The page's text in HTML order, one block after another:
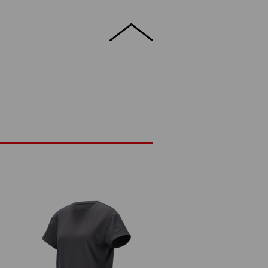
Service de logos